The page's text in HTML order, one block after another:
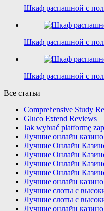
Шкаф распашной с
Шкаф распашной с
Шкаф распашной с
Все статьи
Comprehensive Study
Gluco Extend Reviews
Jak wybrać platformę
Лучшие онлайн
Лучшие Онлайн
Лучшие Онлайн
Лучшие Онлайн
Лучшие Онлайн
Лучшие онлайн казино
Лучшие слоты с
Лучшие слоты с
Лучшие онлайн